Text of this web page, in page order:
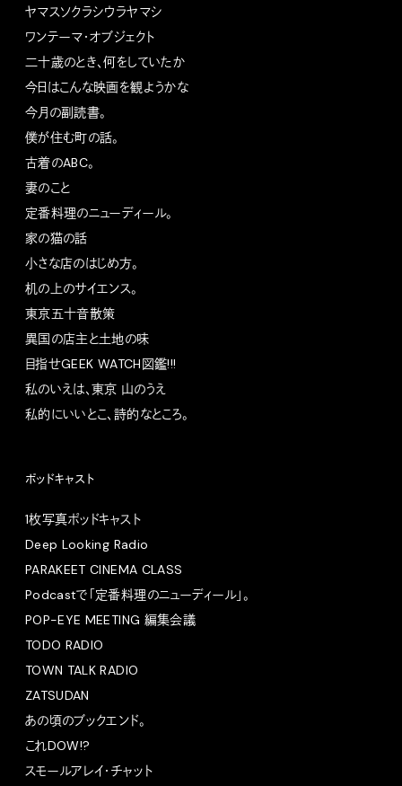
ヤマスソクラシウラヤマシ
ワンテーマ・オブジェクト
二十歳のとき、何をしていたか
今日はこんな映画を観ようかな
今月の副読書。
僕が住む町の話。
古着のABC。
妻のこと
定番料理のニューディール。
家の猫の話
小さな店のはじめ方。
机の上のサイエンス。
東京五十音散策
異国の店主と土地の味
目指せGEEK WATCH図鑑!!!
私のいえは、東京 山のうえ
私的にいいとこ、詩的なところ。
ポッドキャスト
1枚写真ポッドキャスト
Deep Looking Radio
PARAKEET CINEMA CLASS
Podcastで「定番料理のニューディール」。
POP-EYE MEETING 編集会議
TODO RADIO
TOWN TALK RADIO
ZATSUDAN
あの頃のブックエンド。
これDOW!?
スモールアレイ・チャット